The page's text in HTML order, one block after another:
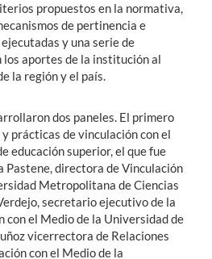
propuestos en la normativa,
de pertinencia e
y una serie de
aportes de la institución al
la región y el país.
dos paneles. El primero
prácticas de vinculación con el
educación superior, el que fue
directora de Vinculación
Metropolitana de Ciencias
secretario ejecutivo de la
con el Medio de la Universidad de
vicerrectora de Relaciones
con el Medio de la